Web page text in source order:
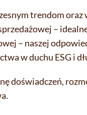
trendom oraz
–
– naszej
w duchu ESG i
doświadczeń,